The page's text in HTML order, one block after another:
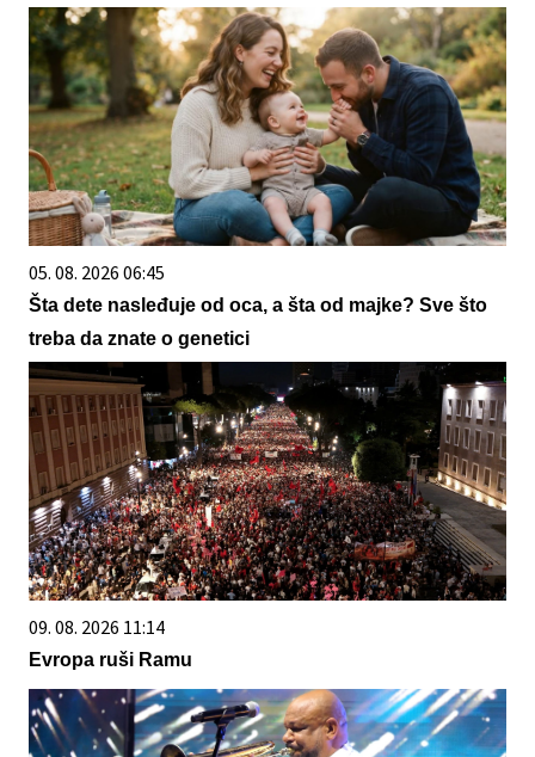
05. 08. 2026 06:45
Šta dete nasleđuje od oca, a šta od majke? Sve što
treba da znate o genetici
09. 08. 2026 11:14
Evropa ruši Ramu